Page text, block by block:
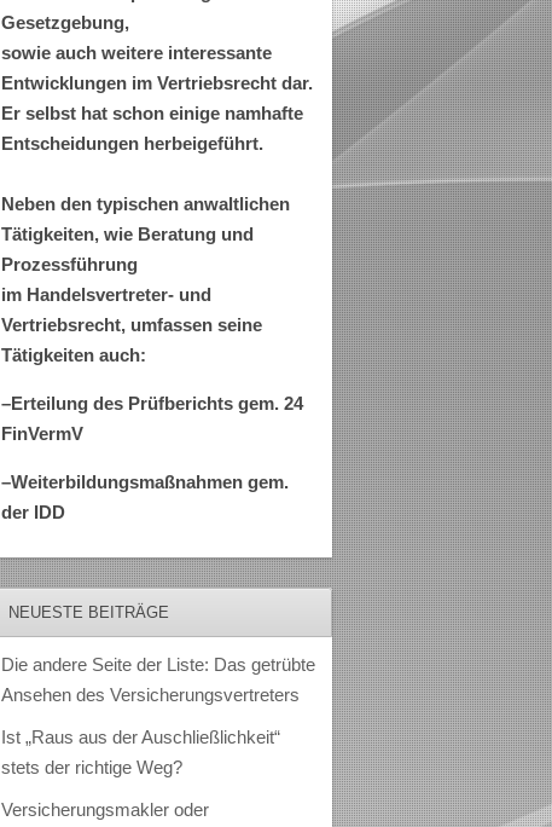
Gesetzgebung,
sowie auch weitere interessante
Entwicklungen im Vertriebsrecht dar.
Er selbst hat schon einige namhafte
Entscheidungen herbeigeführt.
Neben den typischen anwaltlichen
Tätigkeiten, wie Beratung und
Prozessführung
im Handelsvertreter- und
Vertriebsrecht, umfassen seine
Tätigkeiten auch:
–Erteilung des Prüfberichts gem. 24
FinVermV
–Weiterbildungsmaßnahmen gem.
der IDD
NEUESTE BEITRÄGE
Die andere Seite der Liste: Das getrübte
Ansehen des Versicherungsvertreters
Ist „Raus aus der Auschließlichkeit“
stets der richtige Weg?
Versicherungsmakler oder